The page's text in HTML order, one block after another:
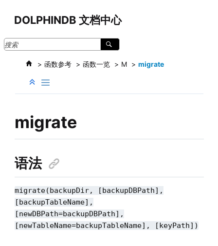
DOLPHINDB 文档中心
函数参考 函数一览 M migrate
migrate
语法
migrate(backupDir, [backupDBPath],
[backupTableName],
[newDBPath=backupDBPath],
[newTableName=backupTableName], [keyPath])